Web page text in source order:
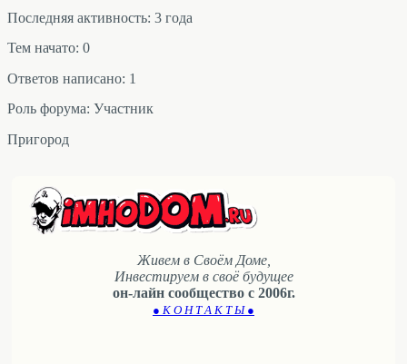
Последняя активность: 3 года
Тем начато: 0
Ответов написано: 1
Роль форума: Участник
Пригород
Живем в Своём Доме,
Инвестируем в своё будущее
он-лайн сообщество с 2006г.
● К О Н Т А К Т Ы ●